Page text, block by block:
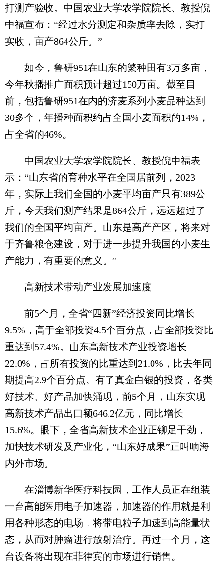
打测产验收。中国农业大学农学院院长、教授倪
中福宣布：“经过水分测定和杂质率去除，实打
实收，亩产864公斤。”
如今，鲁研951在山东的繁种田有3万多亩，
今年秋播推广面积预计超过150万亩。截至目
前，包括鲁研951在内的济麦系列小麦品种达到
30多个，年播种面积约占全国小麦面积的14%，
占全省的46%。
中国农业大学农学院院长、教授倪中福表
示：“山东省的育种水平在全国居前列，2023
年，实际上我们全国的小麦平均亩产只有389公
斤，今天我们测产结果是864公斤，远远超过了
我们的全国平均亩产。山东是高产产区，将来对
于齐鲁粮仓建设，对于进一步提升我国的小麦生
产能力，有重要的意义。”
高新技术带动产业发展加速度
前5个月，全省“四新”经济投资同比增长
9.5%，高于全部投资4.5个百分点，占全部投资比
重达到57.4%。山东高新技术产业投资增长
22.0%，占所有投资的比重达到21.0%，比去年同
期提高2.9个百分点。有了真金白银的投资，各类
好技术、好产品加快涌现，前5个月，山东实现
高新技术产品出口额646.2亿元，同比增长
15.6%。眼下，全省高新技术企业正铆足干劲，
加快技术研发及产业化，“山东好成果”正叫响海
内外市场。
在淄博新华医疗科技园，工作人员正在组装
一台高能医用电子加速器，加速器的作用就是利
用各种形态的电场，将带电粒子加速到高能量状
态，从而对肿瘤进行放射治疗。再过一个月，这
台设备将出现在菲律宾的市场进行销售。